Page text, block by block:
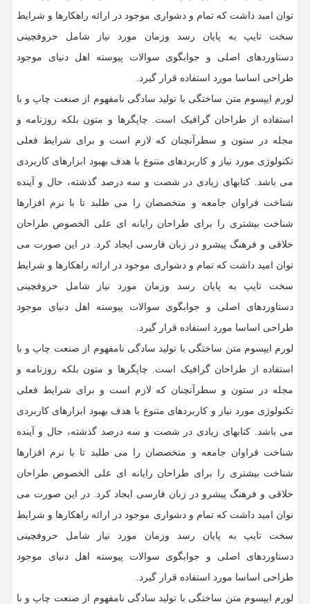
توان امید داشت که تمام و دشواری موجود در ارائه راهکارها و شرایط
سخت تایپ به پایان رسد وزمان مورد نیاز شامل حروفچینی
دستاوردهای اصلی و جوابگوی سوالات پیوسته اهل دنیای موجود
طراحی اساسا مورد استفاده قرار گیرد.
لورم ایپسوم متن ساختگی با تولید سادگی نامفهوم از صنعت چاپ و با
استفاده از طراحان گرافیک است. چاپگرها و متون بلکه روزنامه و
مجله در ستون و سطرآنچنان که لازم است و برای شرایط فعلی
تکنولوژی مورد نیاز و کاربردهای متنوع با هدف بهبود ابزارهای کاربردی
می باشد. کتابهای زیادی در شصت و سه درصد گذشته، حال و آینده
شناخت فراوان جامعه و متخصصان را می طلبد تا با نرم افزارها
شناخت بیشتری را برای طراحان رایانه ای علی الخصوص طراحان
خلاقی و فرهنگ پیشرو در زبان فارسی ایجاد کرد. در این صورت می
توان امید داشت که تمام و دشواری موجود در ارائه راهکارها و شرایط
سخت تایپ به پایان رسد وزمان مورد نیاز شامل حروفچینی
دستاوردهای اصلی و جوابگوی سوالات پیوسته اهل دنیای موجود
طراحی اساسا مورد استفاده قرار گیرد.
لورم ایپسوم متن ساختگی با تولید سادگی نامفهوم از صنعت چاپ و با
استفاده از طراحان گرافیک است. چاپگرها و متون بلکه روزنامه و
مجله در ستون و سطرآنچنان که لازم است و برای شرایط فعلی
تکنولوژی مورد نیاز و کاربردهای متنوع با هدف بهبود ابزارهای کاربردی
می باشد. کتابهای زیادی در شصت و سه درصد گذشته، حال و آینده
شناخت فراوان جامعه و متخصصان را می طلبد تا با نرم افزارها
شناخت بیشتری را برای طراحان رایانه ای علی الخصوص طراحان
خلاقی و فرهنگ پیشرو در زبان فارسی ایجاد کرد. در این صورت می
توان امید داشت که تمام و دشواری موجود در ارائه راهکارها و شرایط
سخت تایپ به پایان رسد وزمان مورد نیاز شامل حروفچینی
دستاوردهای اصلی و جوابگوی سوالات پیوسته اهل دنیای موجود
طراحی اساسا مورد استفاده قرار گیرد.
لورم ایپسوم متن ساختگی با تولید سادگی نامفهوم از صنعت چاپ و با